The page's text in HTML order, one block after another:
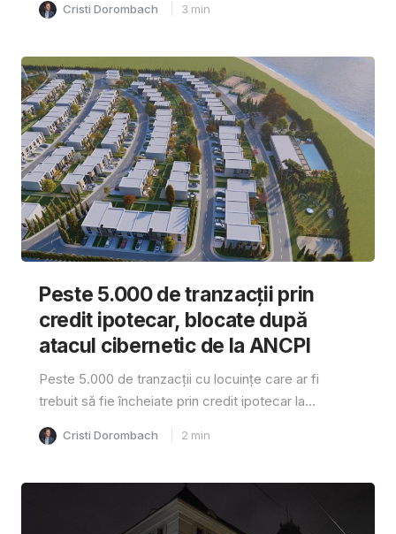
Cristi Dorombach 3 min
Peste 5.000 de tranzacții prin
credit ipotecar, blocate după
atacul cibernetic de la ANCPI
Peste 5.000 de tranzacții cu locuințe care ar fi
trebuit să fie încheiate prin credit ipotecar la...
Cristi Dorombach 2 min